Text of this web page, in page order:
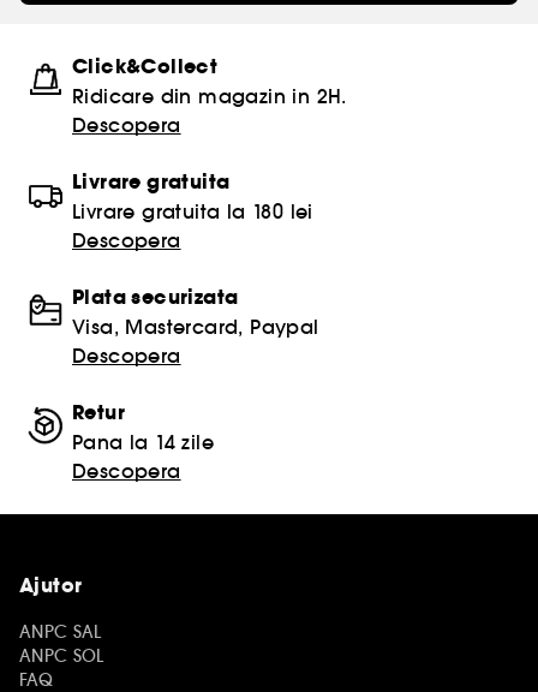
Click&Collect
Ridicare din magazin in 2H.
Descopera
Livrare gratuita
Livrare gratuita la 180 lei
Descopera
Plata securizata
Visa, Mastercard, Paypal
Descopera
Retur
Pana la 14 zile
Descopera
Ajutor
ANPC SAL
ANPC SOL
FAQ